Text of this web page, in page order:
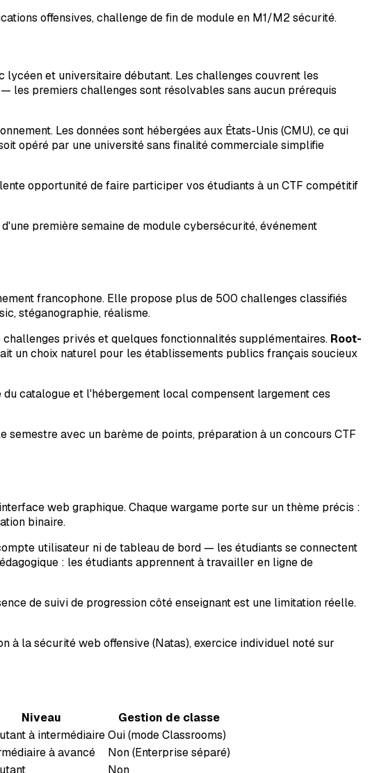
offensives, challenge de fin de module en M1/M2 sécurité.
et universitaire débutant. Les challenges couvrent les
les premiers challenges sont résolvables sans aucun prérequis
Les données sont hébergées aux États-Unis (CMU), ce qui
opéré par une université sans finalité commerciale simplifie
opportunité de faire participer vos étudiants à un CTF compétitif
première semaine de module cybersécurité, événement
francophone. Elle propose plus de 500 challenges classifiés
stéganographie, réalisme.
privés et quelques fonctionnalités supplémentaires. Root-
un choix naturel pour les établissements publics français soucieux
catalogue et l'hébergement local compensent largement ces
avec un barème de points, préparation à un concours CTF
web graphique. Chaque wargame porte sur un thème précis :
binaire.
utilisateur ni de tableau de bord — les étudiants se connectent
: les étudiants apprennent à travailler en ligne de
de suivi de progression côté enseignant est une limitation réelle.
à la sécurité web offensive (Natas), exercice individuel noté sur
Niveau
Gestion de classe
à intermédiaireOui (mode Classrooms)
à avancé
Non (Enterprise séparé)